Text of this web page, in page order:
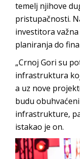
temelj njihove
pristupačnosti.
investitora
planiranja do
„Crnoj Gori su
infrastruktura
a uz nove
budu
infrastrukture,
istakao je on.